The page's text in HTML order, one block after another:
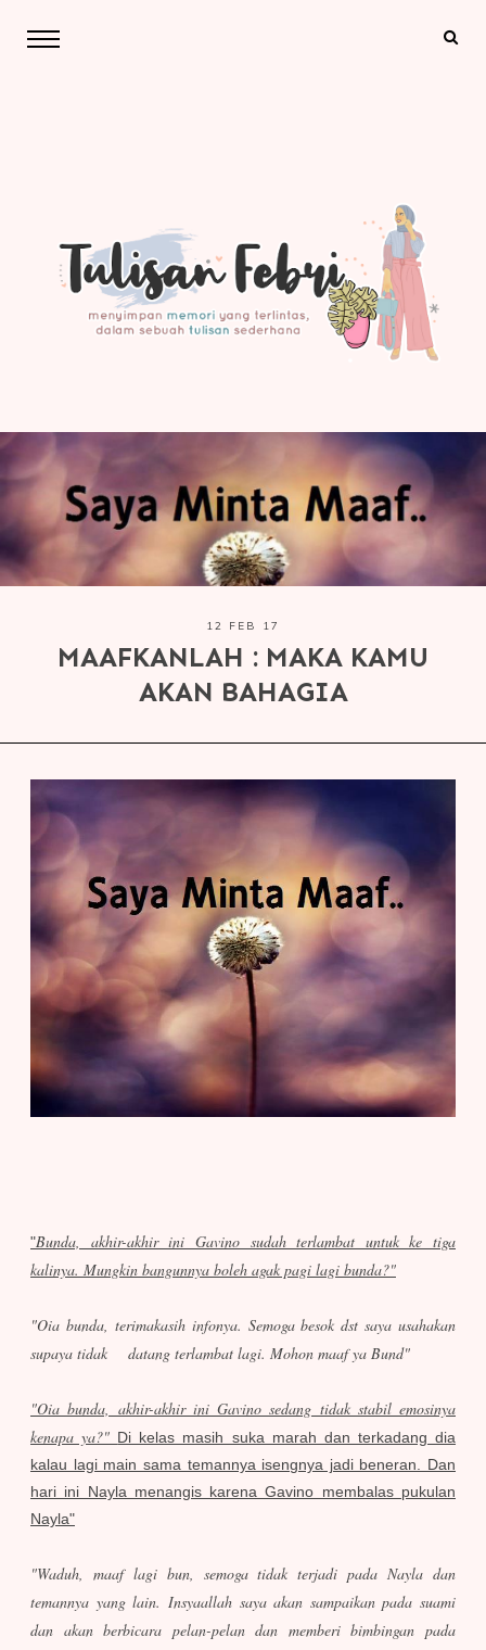
12 FEB 17
MAAFKANLAH : MAKA KAMU
AKAN BAHAGIA
"Bunda, akhir-akhir ini Gavino sudah terlambat untuk ke tiga
kalinya. Mungkin bangunnya boleh agak pagi lagi bunda?"
"Oia bunda, terimakasih infonya. Semoga besok dst saya usahakan
supaya tidak datang terlambat lagi. Mohon maaf ya Bund"
"Oia bunda, akhir-akhir ini Gavino sedang tidak stabil emosinya
kenapa ya?" Di kelas masih suka marah dan terkadang dia
kalau lagi main sama temannya isengnya jadi beneran. Dan
hari ini Nayla menangis karena Gavino membalas pukulan
Nayla"
"Waduh, maaf lagi bun, semoga tidak terjadi pada Nayla dan
temannya yang lain. Insyaallah saya akan sampaikan pada suami
dan akan berbicara pelan-pelan dan memberi bimbingan pada